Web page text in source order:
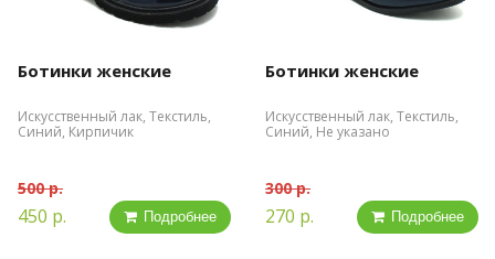
Ботинки женские
Искусственный лак, Текстиль,
Синий, Кирпичик
500 р.
450 р. Подробнее
Ботинки женские
Искусственный лак, Текстиль,
Синий, Не указано
300 р.
270 р. Подробнее